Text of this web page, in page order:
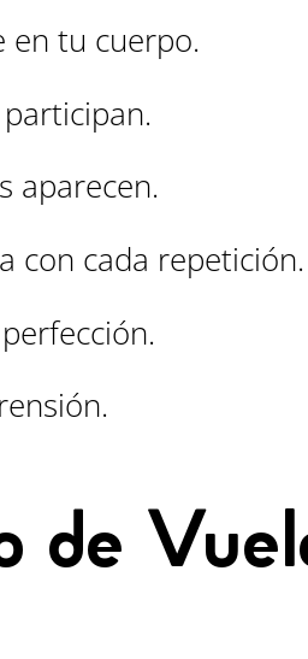
en tu cuerpo.
aparecen.
con cada repetición.
de